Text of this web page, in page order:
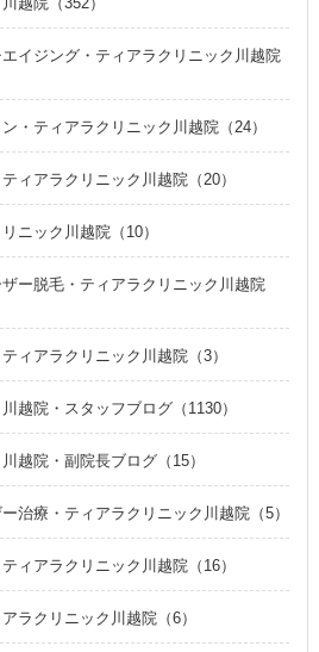
イジング・ティアラクリニック川越院
・ティアラクリニック川越院（24）
ィアラクリニック川越院（20）
ニック川越院（10）
ー脱毛・ティアラクリニック川越院
ィアラクリニック川越院（3）
越院・スタッフブログ（1130）
越院・副院長ブログ（15）
治療・ティアラクリニック川越院（5）
ィアラクリニック川越院（16）
ラクリニック川越院（6）